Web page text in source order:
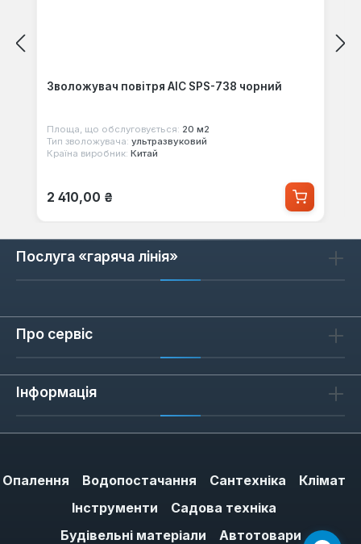
Зволожувач повітря AIC SPS-738 чорний
Площа, що обслуговується: 20 м2
Тип зволожувача: ультразвуковий
Країна виробник: Китай
Звичайна ціна:
2 410,00 ₴
Послуга «гаряча лінія»
Про сервіс
Інформація
Опалення Водопостачання Сантехніка
Клімат
Інструменти
Садова техніка
Будівельні матеріали
Автотовари